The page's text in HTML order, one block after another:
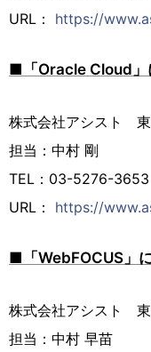
URL： https://
■「Oracle Cloud」
株式会社アシスト 東
担当：中村 剛
TEL：03-5276-3653
URL： https://
■「WebFOCUS」
株式会社アシスト 東
担当：中村 早苗